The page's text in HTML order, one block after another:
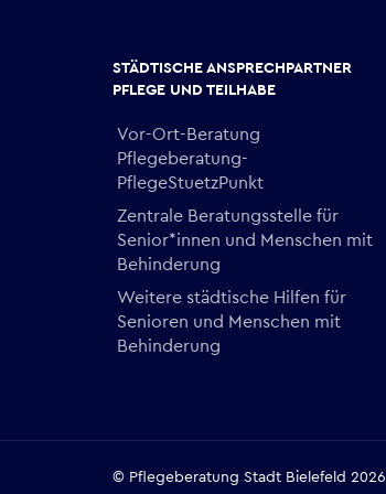
STÄDTISCHE ANSPRECHPARTNER
PFLEGE UND TEILHABE
Vor-Ort-Beratung
Pflegeberatung-
PflegeStuetzPunkt
Zentrale Beratungsstelle für
Senior*innen und Menschen mit
Behinderung
Weitere städtische Hilfen für
Senioren und Menschen mit
Behinderung
© Pflegeberatung Stadt Bielefeld 2026